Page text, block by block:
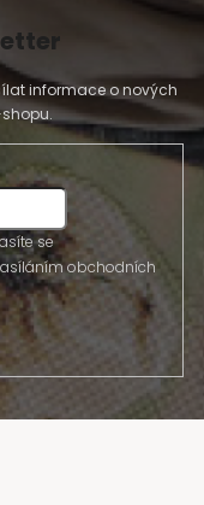
informace o nových
se
obchodních